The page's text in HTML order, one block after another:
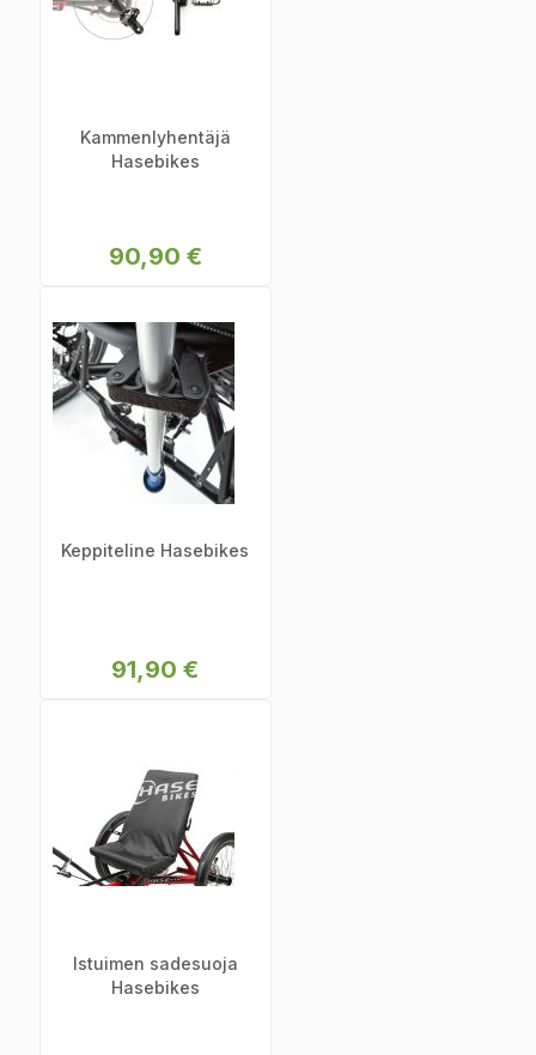
Kammenlyhentäjä
Hasebikes
90,90 €
Keppiteline Hasebikes
91,90 €
Istuimen sadesuoja
Hasebikes